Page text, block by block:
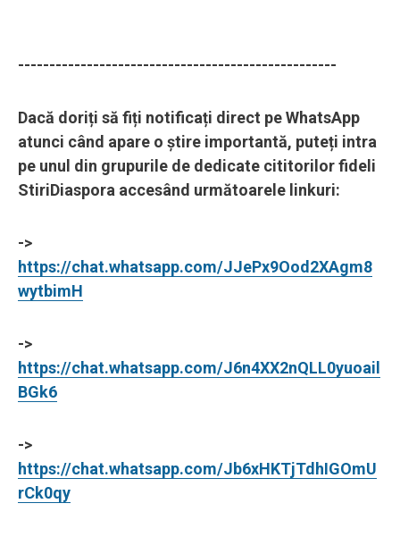
---------------------------------------------------
Dacă doriți să fiți notificați direct pe WhatsApp
atunci când apare o știre importantă, puteți intra
pe unul din grupurile de dedicate cititorilor fideli
StiriDiaspora accesând următoarele linkuri:
->
https://chat.whatsapp.com/JJePx9Ood2XAgm8
wytbimH
->
https://chat.whatsapp.com/J6n4XX2nQLL0yuoail
BGk6
->
https://chat.whatsapp.com/Jb6xHKTjTdhIGOmU
rCk0qy